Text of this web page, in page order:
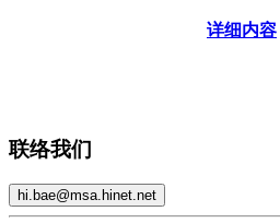
详细内容
联络我们
hi.bae@msa.hinet.net